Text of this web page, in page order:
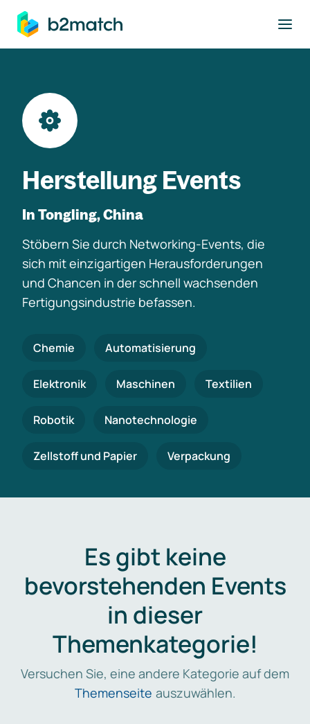
springen
Herstellung Events
In Tongling, China
Stöbern Sie durch Networking-Events, die
sich mit einzigartigen Herausforderungen
und Chancen in der schnell wachsenden
Fertigungsindustrie befassen.
Chemie Automatisierung
Elektronik Maschinen Textilien
Robotik Nanotechnologie
Zellstoff und Papier Verpackung
Es gibt keine
bevorstehenden Events
in dieser
Themenkategorie!
Versuchen Sie, eine andere Kategorie auf dem
Themenseite auszuwählen.